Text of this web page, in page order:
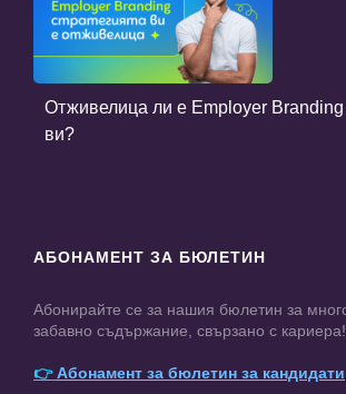
Отживелица ли е Employer Branding
ви?
АБОНАМЕНТ ЗА БЮЛЕТИН
Абонирайте се за нашия бюлетин за
забавно съдържание, свързано с кариера!
👉Абонамент за бюлетин за кандидати